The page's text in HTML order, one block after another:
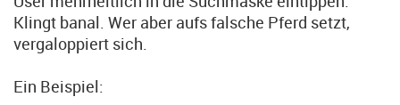
Klingt banal. Wer aber aufs falsche Pferd setzt,
vergaloppiert sich.
Ein Beispiel: